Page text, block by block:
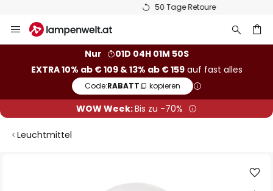
50 Tage Retoure
Inhalt
Nur
01D 04H 01M 50S
EXTRA 10% ab € 109 & 13% ab € 159auf fast alles
Code:RABATT kopieren
WOW Week:Bis zu -70%
Leuchtmittel